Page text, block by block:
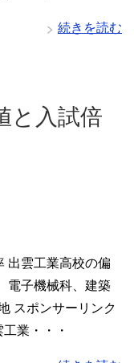
続きを読む
と入試倍
出雲工業高校の偏
電子機械科、建築
スポンサーリンク
業・・・